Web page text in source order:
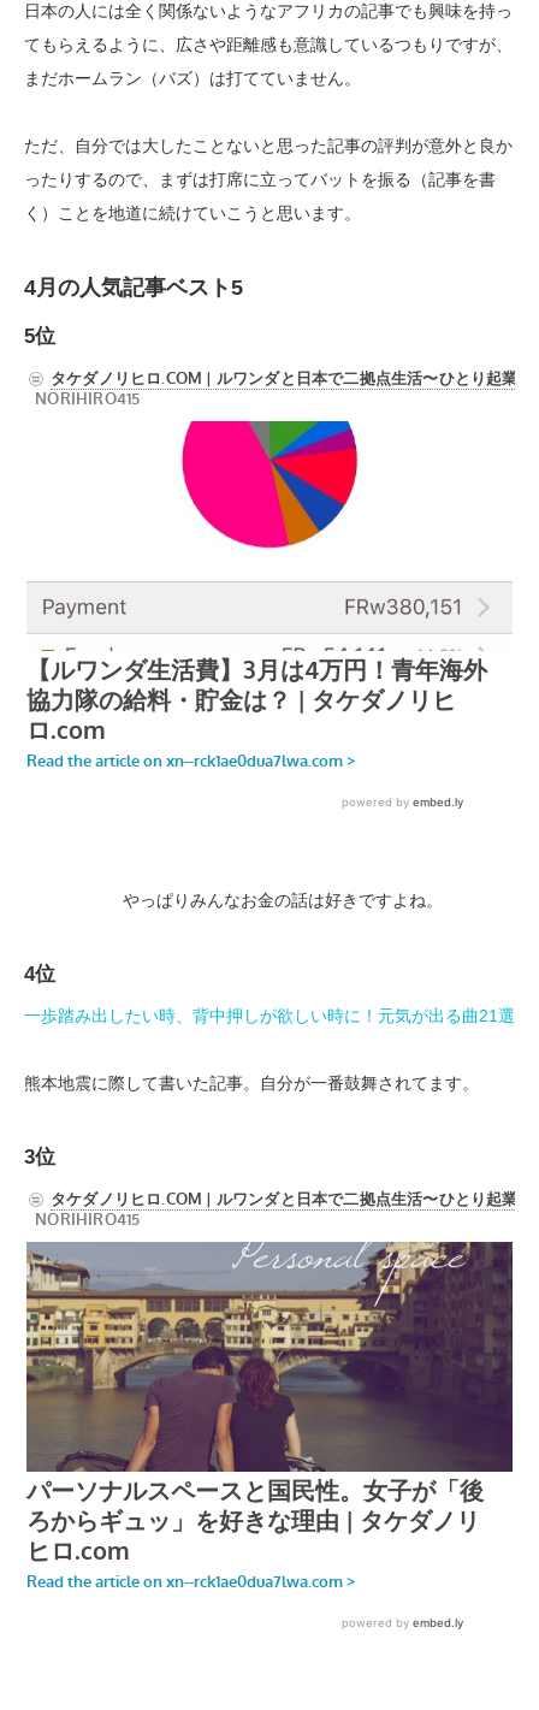
日本の人には全く関係ないようなアフリカの記事でも興味を持っ
てもらえるように、広さや距離感も意識しているつもりですが、
まだホームラン（バズ）は打てていません。
ただ、自分では大したことないと思った記事の評判が意外と良か
ったりするので、まずは打席に立ってバットを振る（記事を書
く）ことを地道に続けていこうと思います。
4月の人気記事ベスト5
5位
やっぱりみんなお金の話は好きですよね。
4位
一歩踏み出したい時、背中押しが欲しい時に！元気が出る曲21選
熊本地震に際して書いた記事。自分が一番鼓舞されてます。
3位